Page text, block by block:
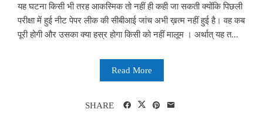
यह घटना किसी भी तरह आकस्मिक तो नहीं ही कही जा सकती क्योंकि पिछली
परीक्षा में हुई नीट पेपर लीक की सीबीआई जांच अभी ख़त्म नहीं हुई है। वह कब
पूरी होगी और उसका क्या हस्र होगा किसी को नहीं मालूम । अर्थात् यह त...
Read More
SHARE